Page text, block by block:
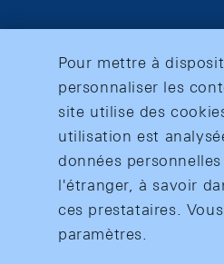
Pour mettre à
personnaliser les
site utilise des
utilisation est
données
l'étranger, à savoir
ces prestataires.
paramètres.